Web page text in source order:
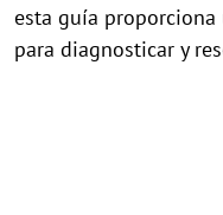
esta guía
para diagnosticar y